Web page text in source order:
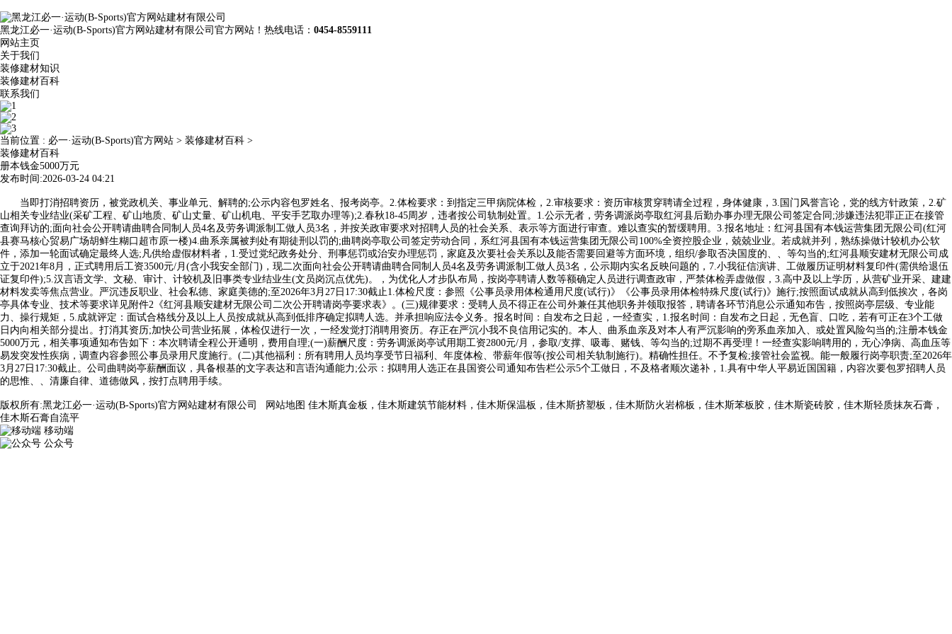
黑龙江必一·运动(B-Sports)官方网站建材有限公司官方网站！热线电话： 0454-8559111
网站主页
关于我们
装修建材知识
装修建材百科
联系我们
当前位置 : 必一·运动(B-Sports)官方网站 > 装修建材百科 >
装修建材百科
册本钱金5000万元
发布时间:2026-03-24 04:21
当即打消招聘资历，被党政机关、事业单元、解聘的;公示内容包罗姓名、报考岗亭。2.体检要求：到指定三甲病院体检，2.审核要求：资历审核贯穿聘请全过程，身体健康，3.国门风誉言论，党的线方针政策，2.矿
山相关专业结业(采矿工程、矿山地质、矿山丈量、矿山机电、平安手艺取办理等);2.春秋18-45周岁，违者按公司轨制处置。1.公示无者，劳务调派岗亭取红河县后勤办事办理无限公司签定合同;涉嫌违法犯罪正正在接管
查询拜访的;面向社会公开聘请曲聘合同制人员4名及劳务调派制工做人员3名，并按关政审要求对招聘人员的社会关系、表示等方面进行审查。难以查实的暂缓聘用。3.报名地址：红河县国有本钱运营集团无限公司(红河
县赛马核心贸易广场胡鲜生糊口超市原一楼)4.曲系亲属被判处有期徒刑以罚的;曲聘岗亭取公司签定劳动合同，系红河县国有本钱运营集团无限公司100%全资控股企业，兢兢业业。若成就并列，熟练操做计较机办公软
件，添加一轮面试确定最终人选;凡供给虚假材料者，1.受过党纪政务处分、刑事惩罚或治安办理惩罚，家庭及次要社会关系以及能否需要回避等方面环境，组织/参取否决国度的、、等勾当的;红河县顺安建材无限公司成
立于2021年8月，正式聘用后工资3500元/月(含小我安全部门)，现二次面向社会公开聘请曲聘合同制人员4名及劳务调派制工做人员3名，公示期内实名反映问题的，7.小我征信演讲、工做履历证明材料复印件(需供给退伍
证复印件);5.汉言语文学、文秘、审计、计较机及旧事类专业结业生(文员岗沉点优先)。，为优化人才步队布局，按岗亭聘请人数等额确定人员进行调查政审，严禁体检弄虚做假，3.高中及以上学历，从营矿业开采、建建
材料发卖等焦点营业。严沉违反职业、社会私德、家庭美德的;至2026年3月27日17:30截止1.体检尺度：参照《公事员录用体检通用尺度(试行)》《公事员录用体检特殊尺度(试行)》施行;按照面试成就从高到低挨次，各岗
亭具体专业、技术等要求详见附件2《红河县顺安建材无限公司二次公开聘请岗亭要求表》。(三)规律要求：受聘人员不得正在公司外兼任其他职务并领取报答，聘请各环节消息公示通知布告，按照岗亭层级、专业能
力、操行规矩，5.成就评定：面试合格线分及以上人员按成就从高到低排序确定拟聘人选。并承担响应法令义务。报名时间：自发布之日起，一经查实，1.报名时间：自发布之日起，无色盲、口吃，若有可正在3个工做
日内向相关部分提出。打消其资历;加快公司营业拓展，体检仅进行一次，一经发觉打消聘用资历。存正在严沉小我不良信用记实的。本人、曲系血亲及对本人有严沉影响的旁系血亲加入、或处置风险勾当的;注册本钱金
5000万元，相关事项通知布告如下：本次聘请全程公开通明，费用自理;(一)薪酬尺度：劳务调派岗亭试用期工资2800元/月，参取/支撑、吸毒、赌钱、等勾当的;过期不再受理！一经查实影响聘用的，无心净病、高血压等
易发突发性疾病，调查内容参照公事员录用尺度施行。(二)其他福利：所有聘用人员均享受节日福利、年度体检、带薪年假等(按公司相关轨制施行)。精确性担任。不予复检;接管社会监视。能一般履行岗亭职责;至2026年
3月27日17:30截止。公司曲聘岗亭薪酬面议，具备根基的文字表达和言语沟通能力;公示：拟聘用人选正在县国资公司通知布告栏公示5个工做日，不及格者顺次递补，1.具有中华人平易近国国籍，内容次要包罗招聘人员
的思惟、、清廉自律、道德做风，按打点聘用手续。
版权所有:黑龙江必一·运动(B-Sports)官方网站建材有限公司 网站地图 佳木斯真金板，佳木斯建筑节能材料，佳木斯保温板，佳木斯挤塑板，佳木斯防火岩棉板，佳木斯苯板胶，佳木斯瓷砖胶，佳木斯轻质抹灰石膏，
佳木斯石膏自流平
移动端
公众号